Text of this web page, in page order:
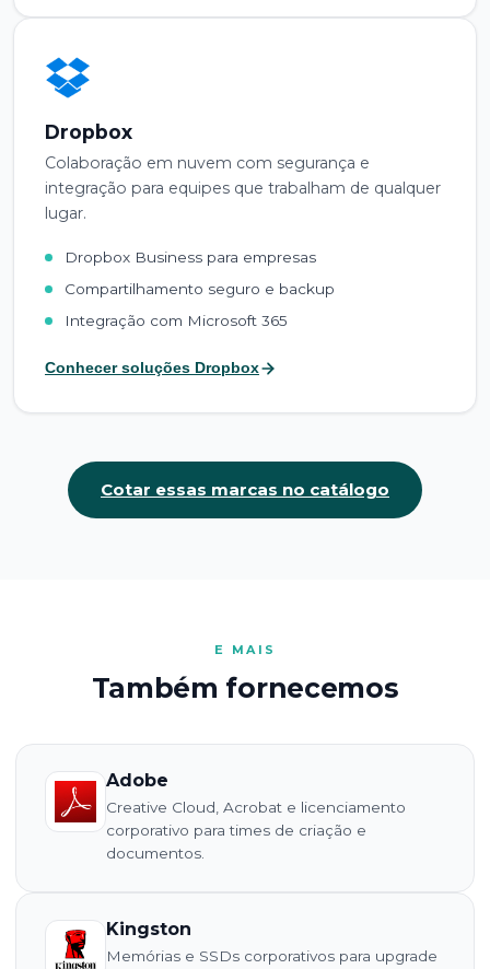
Dropbox
Colaboração em nuvem com segurança e
integração para equipes que trabalham de qualquer
lugar.
Dropbox Business para empresas
Compartilhamento seguro e backup
Integração com Microsoft 365
Conhecer soluções Dropbox
Cotar essas marcas no catálogo
E MAIS
Também fornecemos
Adobe
Creative Cloud, Acrobat e licenciamento
corporativo para times de criação e
documentos.
Kingston
Memórias e SSDs corporativos para upgrade